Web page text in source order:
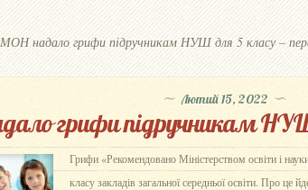
надало грифи підручникам НУШ для 5 класу –
Лютий 15, 2022
грифи підручникам НУШ
Грифи «Рекомендовано Міністерством освіти і
класу закладів загальної середньої освіти. Про